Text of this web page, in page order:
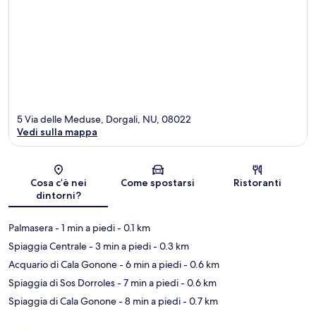
Mappa
5 Via delle Meduse, Dorgali, NU, 08022
Vedi sulla mappa
Cosa c’è nei
dintorni?
Come spostarsi Ristoranti
Palmasera- 1 min a piedi- 0.1 km
Spiaggia Centrale- 3 min a piedi- 0.3 km
Acquario di Cala Gonone- 6 min a piedi- 0.6 km
Spiaggia di Sos Dorroles- 7 min a piedi- 0.6 km
Spiaggia di Cala Gonone- 8 min a piedi- 0.7 km